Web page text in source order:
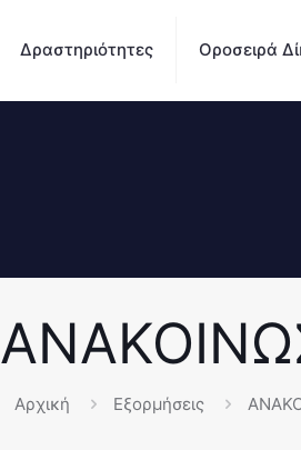
Δραστηριότητες Οροσειρά
Αρχική Εξορμήσεις